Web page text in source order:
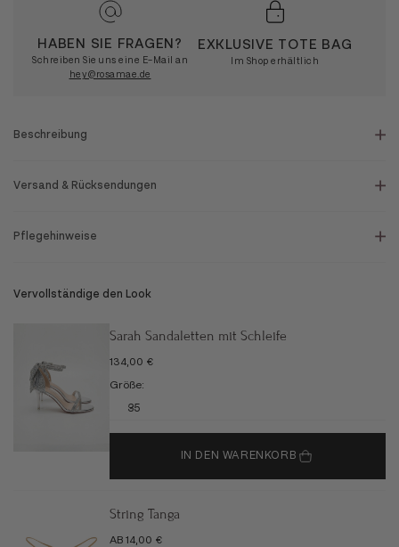
HABEN SIE FRAGEN?
Schreiben Sie uns eine E-Mail an
hey@rosamae.de
EXKLUSIVE TOTE BAG
Im Shop erhältlich
Beschreibung
Versand & Rücksendungen
Pflegehinweise
Vervollständige den Look
Sarah Sandaletten mit Schleife
ANGEBOT
134,00 €
Größe:
35
IN DEN WARENKORB
String Tanga
ANGEBOT
AB 14,00 €